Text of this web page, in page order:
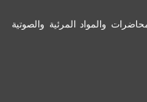
والمواد المرئية والصوتية